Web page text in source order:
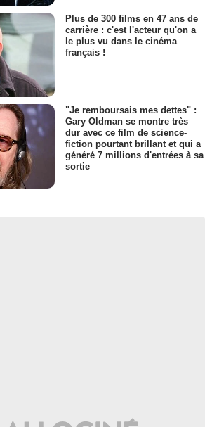
Plus de 300 films en 47 ans de
carrière : c'est l'acteur qu'on a
le plus vu dans le cinéma
français !
"Je remboursais mes dettes" :
Gary Oldman se montre très
dur avec ce film de science-
fiction pourtant brillant et qui a
généré 7 millions d'entrées à sa
sortie